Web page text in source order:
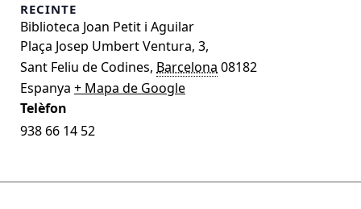
RECINTE
Biblioteca Joan Petit i Aguilar
Plaça Josep Umbert Ventura, 3,
Sant Feliu de Codines, Barcelona 08182
Espanya + Mapa de Google
Telèfon
938 66 14 52